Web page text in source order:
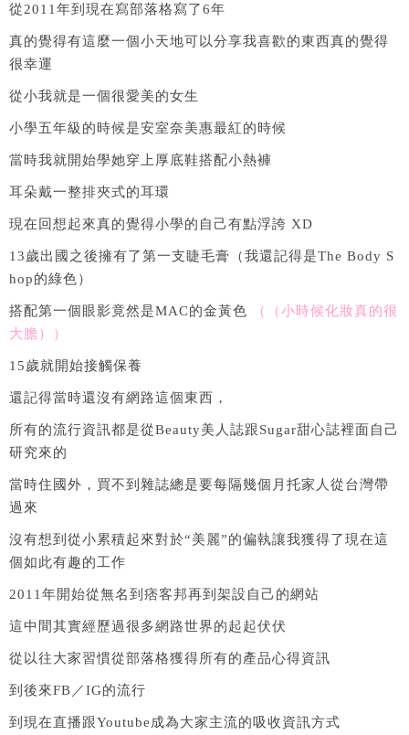
從2011年到現在寫部落格寫了6年
真的覺得有這麼一個小天地可以分享我喜歡的東西真的覺得
很幸運
從小我就是一個很愛美的女生
小學五年級的時候是安室奈美惠最紅的時候
當時我就開始學她穿上厚底鞋搭配小熱褲
耳朵戴一整排夾式的耳環
現在回想起來真的覺得小學的自己有點浮誇 XD
13歲出國之後擁有了第一支睫毛膏（我還記得是The Body S
hop的綠色）
搭配第一個眼影竟然是MAC的金黃色
（（小時候化妝真的很
大膽））
15歲就開始接觸保養
還記得當時還沒有網路這個東西，
所有的流行資訊都是從Beauty美人誌跟Sugar甜心誌裡面自己
研究來的
當時住國外，買不到雜誌總是要每隔幾個月托家人從台灣帶
過來
沒有想到從小累積起來對於“美麗”的偏執讓我獲得了現在這
個如此有趣的工作
2011年開始從無名到痞客邦再到架設自己的網站
這中間其實經歷過很多網路世界的起起伏伏
從以往大家習慣從部落格獲得所有的產品心得資訊
到後來FB／IG的流行
到現在直播跟Youtube成為大家主流的吸收資訊方式